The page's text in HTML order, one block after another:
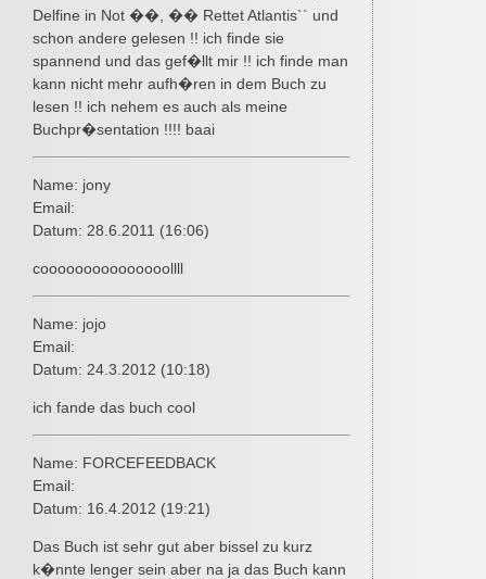
Delfine in Not ��, �� Rettet Atlantis`` und
schon andere gelesen !! ich finde sie
spannend und das gef�llt mir !! ich finde man
kann nicht mehr aufh�ren in dem Buch zu
lesen !! ich nehem es auch als meine
Buchpr�sentation !!!! baai
Name: jony
Email:
Datum: 28.6.2011 (16:06)
cooooooooooooooollll
Name: jojo
Email:
Datum: 24.3.2012 (10:18)
ich fande das buch cool
Name: FORCEFEEDBACK
Email:
Datum: 16.4.2012 (19:21)
Das Buch ist sehr gut aber bissel zu kurz
k�nnte lenger sein aber na ja das Buch kann